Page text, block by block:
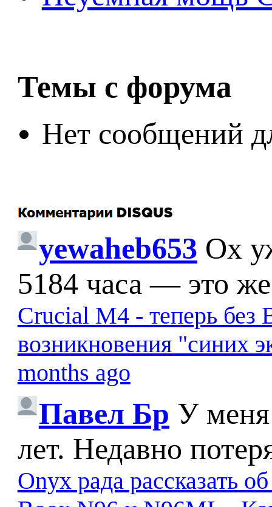
Темы с форума
Нет сообщений
yewaheb653 Ох
5184 часа — это
Crucial M4 - теперь без
возникновения "синих
months ago
Павел Бр У меня
лет. Недавно
Onyx рада рассказать